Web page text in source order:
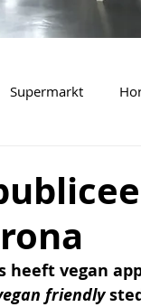
Supermarkt
heeft vegan
friendly